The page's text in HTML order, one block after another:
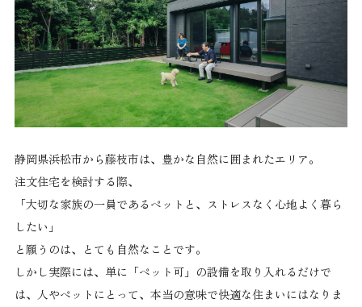
静岡県浜松市から藤枝市は、豊かな自然に囲まれたエリア。
注文住宅を検討する際、
「大切な家族の一員であるペットと、ストレスなく心地よく暮ら
したい」
と願うのは、とても自然なことです。
しかし実際には、単に「ペット可」の設備を取り入れるだけで
は、人やペットにとって、本当の意味で快適な住まいにはなりま